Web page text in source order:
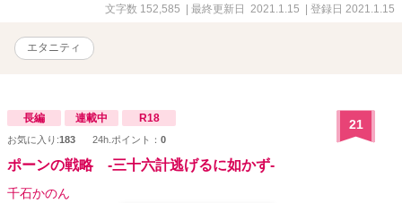
文字数 152,585 | 最終更新日 2021.1.15 | 登録日 2021.1.15
エタニティ
長編 連載中 R18
お気に入り:183 24h.ポイント： 0
21
ポーンの戦略 -三十六計逃げるに如かず-
千石かのん